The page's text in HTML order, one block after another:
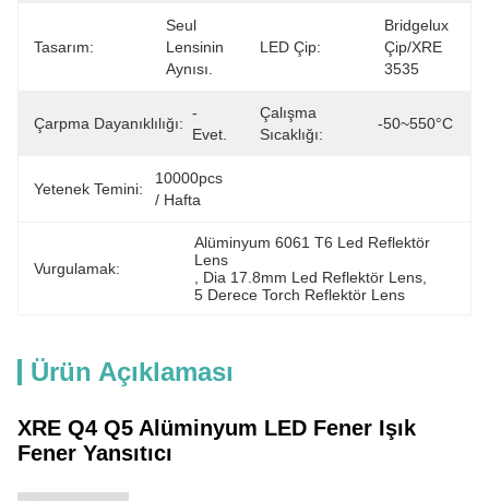
Tasarım:
Seul
Lensinin
Aynısı.
LED Çip:
Bridgelux
Çip/XRE
3535
Çarpma Dayanıklılığı:
-
Evet.
Çalışma
Sıcaklığı:
-50~550°C
Yetenek Temini:
10000pcs
/ Hafta
Vurgulamak:
Alüminyum 6061 T6 Led Reflektör
Lens
Dia 17.8mm Led Reflektör Lens
5 Derece Torch Reflektör Lens
Ürün Açıklaması
XRE Q4 Q5 Alüminyum LED Fener Işık
Fener Yansıtıcı